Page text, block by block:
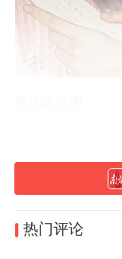
《阿嬷》）
破15亿，其
三点创作方面
热门评论